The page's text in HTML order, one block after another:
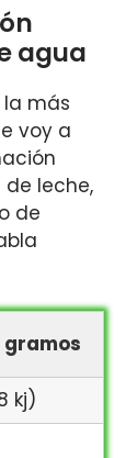
agua
más
voy a
de leche,
de
kj)